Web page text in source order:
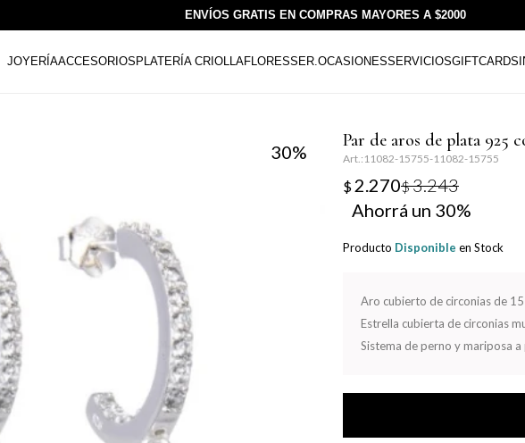
ENVÍOS GRATIS EN COMPRAS MAYORES A $2000
JOYERÍAACCESORIOS PLATERÍA CRIOLLAFLORESSER.OCASIONESSERVICIOSGIFTCARDS
30
Par de aros de plata 925
11082-15755-11082-15755
$ 2.270$3.243
30
Producto Disponible en Stock
Aro cubierto de circonias de
Estrella cubierta de circonias
Sistema de perno y mariposa a